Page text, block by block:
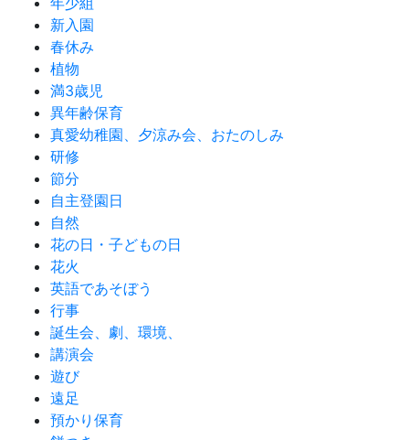
新入園
春休み
植物
満3歳児
異年齢保育
真愛幼稚園、夕涼み会、おたのしみ
研修
節分
自主登園日
自然
花の日・子どもの日
花火
英語であそぼう
行事
誕生会、劇、環境、
講演会
遊び
遠足
預かり保育